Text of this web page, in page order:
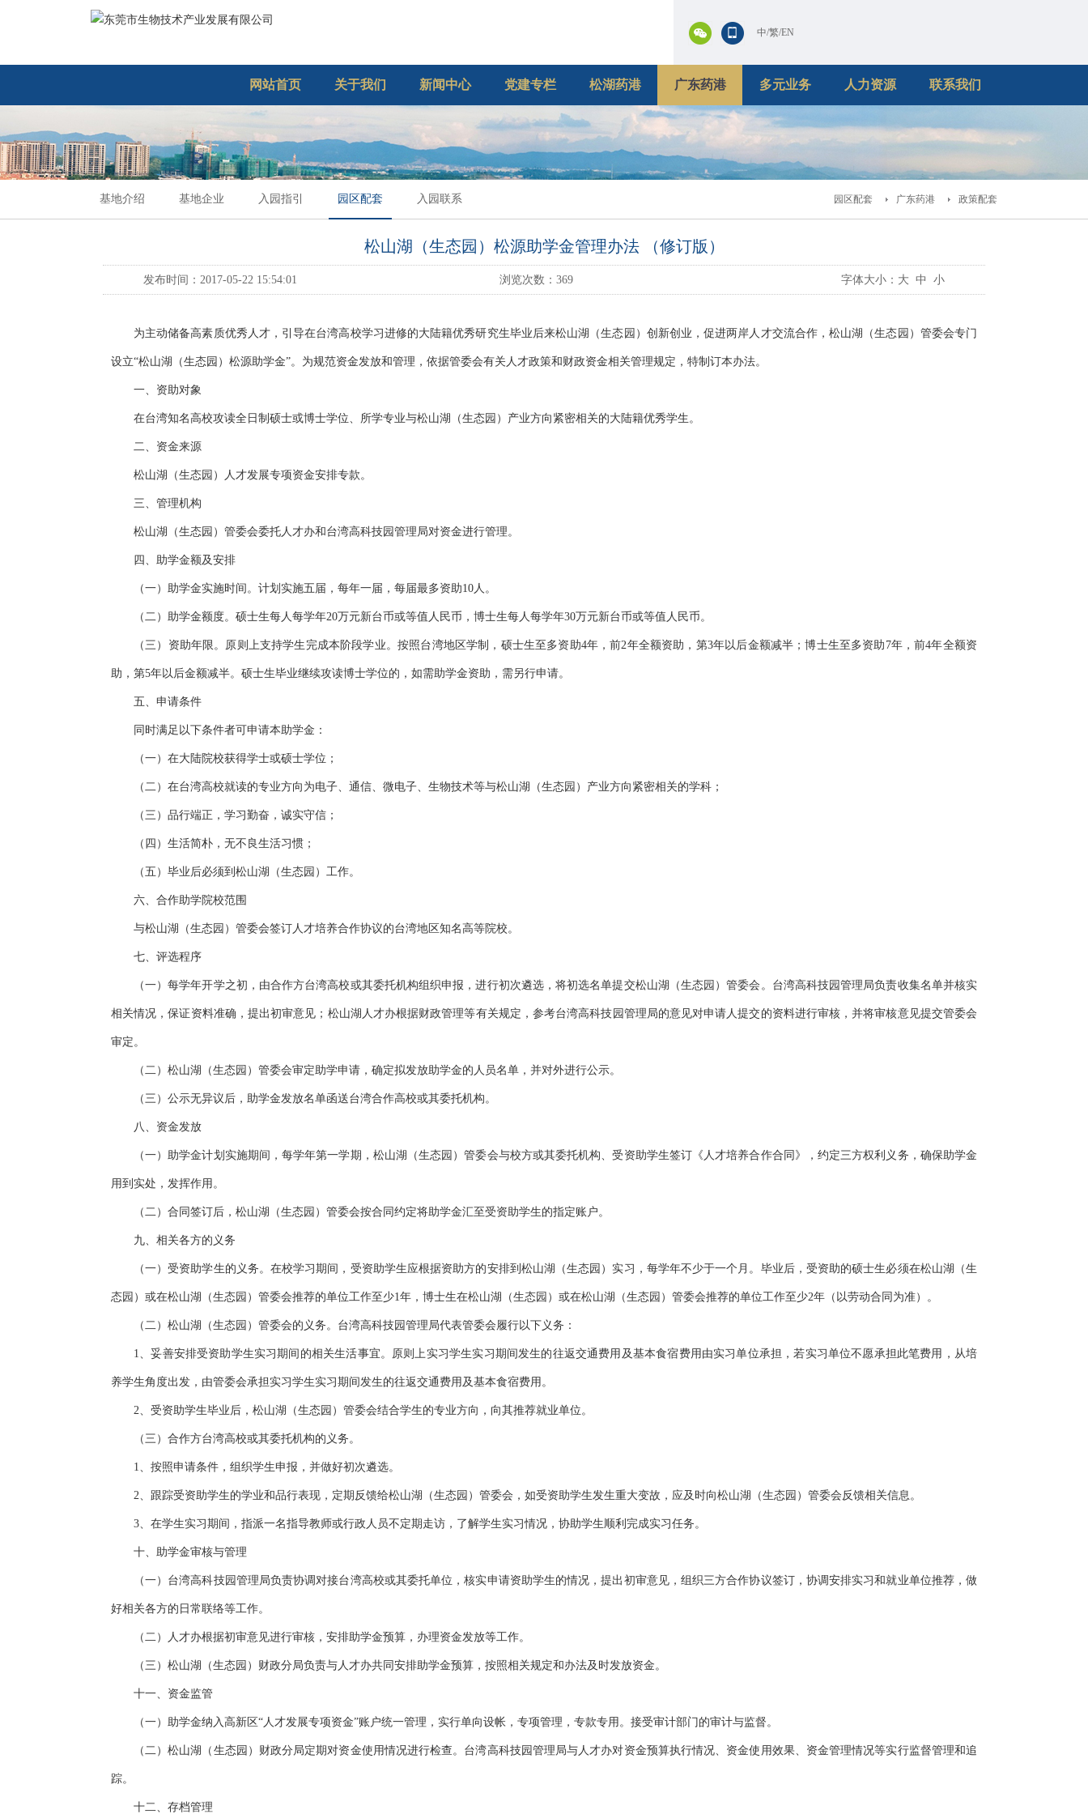
中/繁/EN
网站首页 关于我们 新闻中心 党建专栏 松湖药港 广东药港 多元业务 人力资源 联系我们
基地介绍 基地企业 入园指引 园区配套 入园联系 园区配套 广东药港 政策配套
松山湖（生态园）松源助学金管理办法 （修订版）
发布时间：2017-05-22 15:54:01 浏览次数： 369 字体大小： 大 中 小
为主动储备高素质优秀人才，引导在台湾高校学习进修的大陆籍优秀研究生毕业后来松山湖（生态园）创新创业，促进两岸人才交流合作，松山湖（生态园）管委会专门
设立“松山湖（生态园）松源助学金”。为规范资金发放和管理，依据管委会有关人才政策和财政资金相关管理规定，特制订本办法。
一、资助对象
在台湾知名高校攻读全日制硕士或博士学位、所学专业与松山湖（生态园）产业方向紧密相关的大陆籍优秀学生。
二、资金来源
松山湖（生态园）人才发展专项资金安排专款。
三、管理机构
松山湖（生态园）管委会委托人才办和台湾高科技园管理局对资金进行管理。
四、助学金额及安排
（一）助学金实施时间。计划实施五届，每年一届，每届最多资助10人。
（二）助学金额度。硕士生每人每学年20万元新台币或等值人民币，博士生每人每学年30万元新台币或等值人民币。
（三）资助年限。原则上支持学生完成本阶段学业。按照台湾地区学制，硕士生至多资助4年，前2年全额资助，第3年以后金额减半；博士生至多资助7年，前4年全额资
助，第5年以后金额减半。硕士生毕业继续攻读博士学位的，如需助学金资助，需另行申请。
五、申请条件
同时满足以下条件者可申请本助学金：
（一）在大陆院校获得学士或硕士学位；
（二）在台湾高校就读的专业方向为电子、通信、微电子、生物技术等与松山湖（生态园）产业方向紧密相关的学科；
（三）品行端正，学习勤奋，诚实守信；
（四）生活简朴，无不良生活习惯；
（五）毕业后必须到松山湖（生态园）工作。
六、合作助学院校范围
与松山湖（生态园）管委会签订人才培养合作协议的台湾地区知名高等院校。
七、评选程序
（一）每学年开学之初，由合作方台湾高校或其委托机构组织申报，进行初次遴选，将初选名单提交松山湖（生态园）管委会。台湾高科技园管理局负责收集名单并核实
相关情况，保证资料准确，提出初审意见；松山湖人才办根据财政管理等有关规定，参考台湾高科技园管理局的意见对申请人提交的资料进行审核，并将审核意见提交管委会
审定。
（二）松山湖（生态园）管委会审定助学申请，确定拟发放助学金的人员名单，并对外进行公示。
（三）公示无异议后，助学金发放名单函送台湾合作高校或其委托机构。
八、资金发放
（一）助学金计划实施期间，每学年第一学期，松山湖（生态园）管委会与校方或其委托机构、受资助学生签订《人才培养合作合同》，约定三方权利义务，确保助学金
用到实处，发挥作用。
（二）合同签订后，松山湖（生态园）管委会按合同约定将助学金汇至受资助学生的指定账户。
九、相关各方的义务
（一）受资助学生的义务。在校学习期间，受资助学生应根据资助方的安排到松山湖（生态园）实习，每学年不少于一个月。毕业后，受资助的硕士生必须在松山湖（生
态园）或在松山湖（生态园）管委会推荐的单位工作至少1年，博士生在松山湖（生态园）或在松山湖（生态园）管委会推荐的单位工作至少2年（以劳动合同为准）。
（二）松山湖（生态园）管委会的义务。台湾高科技园管理局代表管委会履行以下义务：
1、妥善安排受资助学生实习期间的相关生活事宜。原则上实习学生实习期间发生的往返交通费用及基本食宿费用由实习单位承担，若实习单位不愿承担此笔费用，从培
养学生角度出发，由管委会承担实习学生实习期间发生的往返交通费用及基本食宿费用。
2、受资助学生毕业后，松山湖（生态园）管委会结合学生的专业方向，向其推荐就业单位。
（三）合作方台湾高校或其委托机构的义务。
1、按照申请条件，组织学生申报，并做好初次遴选。
2、跟踪受资助学生的学业和品行表现，定期反馈给松山湖（生态园）管委会，如受资助学生发生重大变故，应及时向松山湖（生态园）管委会反馈相关信息。
3、在学生实习期间，指派一名指导教师或行政人员不定期走访，了解学生实习情况，协助学生顺利完成实习任务。
十、助学金审核与管理
（一）台湾高科技园管理局负责协调对接台湾高校或其委托单位，核实申请资助学生的情况，提出初审意见，组织三方合作协议签订，协调安排实习和就业单位推荐，做
好相关各方的日常联络等工作。
（二）人才办根据初审意见进行审核，安排助学金预算，办理资金发放等工作。
（三）松山湖（生态园）财政分局负责与人才办共同安排助学金预算，按照相关规定和办法及时发放资金。
十一、资金监管
（一）助学金纳入高新区“人才发展专项资金”账户统一管理，实行单向设帐，专项管理，专款专用。接受审计部门的审计与监督。
（二）松山湖（生态园）财政分局定期对资金使用情况进行检查。台湾高科技园管理局与人才办对资金预算执行情况、资金使用效果、资金管理情况等实行监督管理和追
踪。
十二、存档管理